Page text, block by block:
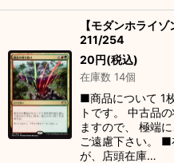
【モダンホライ
211/254
20円(税込)
在庫数 14個
■商品について 1
トです。 中古品
ますので、 極端
ご遠慮下さい。 ■
が、店頭在庫…